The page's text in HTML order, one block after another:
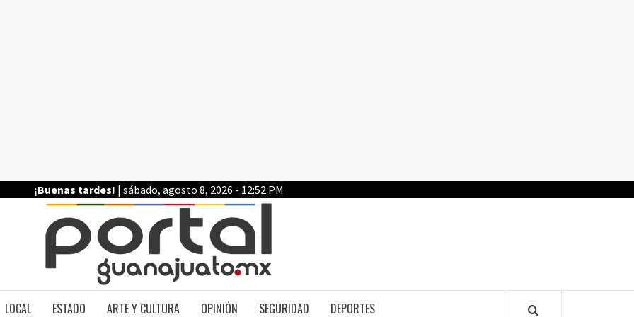
¡Buenas tardes! | sábado, agosto 8, 2026 - 12:52 PM
LOCAL ESTADO ARTE Y CULTURA OPINIÓN SEGURIDAD DEPORTES